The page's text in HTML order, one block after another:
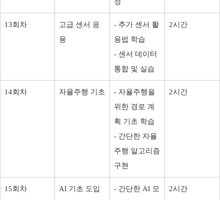
13회차
고급 센서 응
용
- 추가 센서 활
용법 학습
- 센서 데이터
통합 및 실습
2시간
14회차 자율주행 기초
- 자율주행을
위한 경로 계
획 기초 학습
- 간단한 자율
주행 알고리즘
구현
2시간
15회차 AI 기초 도입
- 간단한 AI 모
2시간